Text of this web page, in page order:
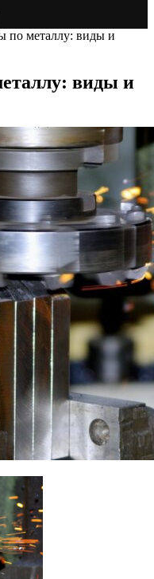
по металлу: виды и
виды и